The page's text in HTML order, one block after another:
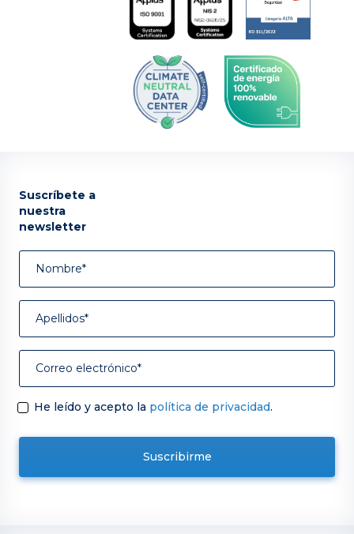
Suscríbete a
nuestra
newsletter
He leído y acepto la política de privacidad.